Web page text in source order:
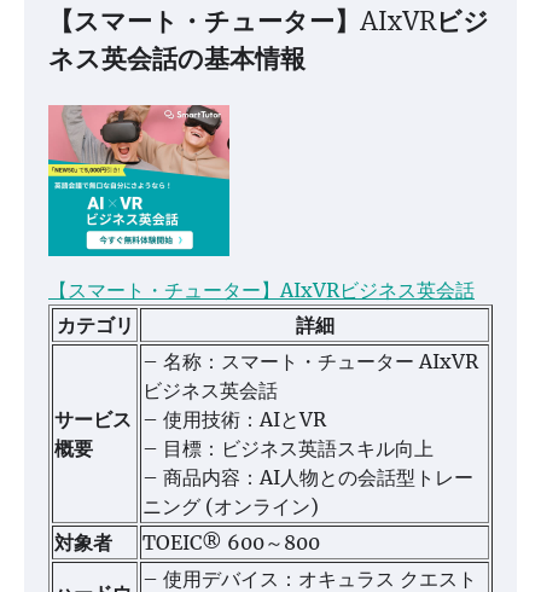
【スマート・チューター】AIxVRビジ
ネス英会話の基本情報
【スマート・チューター】AIxVRビジネス英会話
カテゴリ
詳細
サービス
概要
– 名称：スマート・チューター AIxVR
ビジネス英会話
– 使用技術：AIとVR
– 目標：ビジネス英語スキル向上
– 商品内容：AI人物との会話型トレー
ニング (オンライン)
対象者
TOEIC® 600～800
– 使用デバイス：オキュラス クエスト